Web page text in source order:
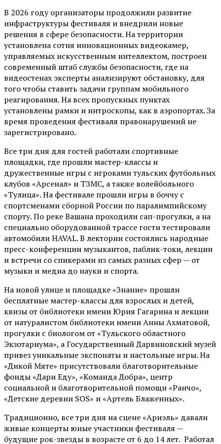
В 2026 году организаторы продолжили развитие
инфраструктуры фестиваля и внедрили новые
решения в сфере безопасности. На территории
установлена сотня инновационных видеокамер,
управляемых искусственным интеллектом, построен
современный штаб службы безопасности, где на
видеостенах эксперты анализируют обстановку, для
того чтобы ставить задачи группам мобильного
реагирования. На всех пропускных пунктах
установлены рамки и интроскопы, как в аэропортах. За
время проведения фестиваля правонарушений не
зарегистрировано.
Все три дня для гостей работали спортивные
площадки, где прошли мастер-классы и
дружественные игры с игроками тульских футбольных
клубов «Арсенал» и ТЗМС, а также волейбольного
«Тулица». На фестивале прошли игры в боччу с
спортсменами сборной России по паралимпийскому
спорту. По реке Вашана проходили сап-прогулки, а на
специально оборудованной трассе гости тестировали
автомобили HAVAL. В лектории состоялись народные
пресс-конференции музыкантов, паблик-токи, лекции
и встречи со спикерами из самых разных сфер — от
музыки и медиа до науки и спорта.
На новой улице и площадке «Знание» прошли
бесплатные мастер-классы для взрослых и детей,
квизы от библиотеки имени Юрия Гагарина и лекции
от натуралистом библиотеки имени Анны Ахматовой,
прогулки с биологом от «Тульского областного
Экзотариума», а Государственный Дарвиновский музей
привез уникальные экспонаты и настольные игры. На
«Дикой Мяте» присутствовали благотворительные
фонды «Дари Еду», «Команда Добра», центр
социальной и благотворительной помощи «Ранчо»,
«Детские деревни SOS» и «Артель Блаженных».
Традиционно, все три дня на сцене«Ариэль» давали
живые концерты юные участники фестиваля —
будущие рок-звезды в возрасте от 6 до 14 лет. Работал